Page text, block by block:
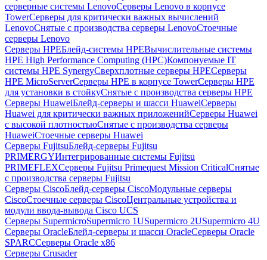
серверные системы LenovoСерверы Lenovo в корпусе
TowerСерверы для критически важных вычислений
LenovoСнятые с производства серверы LenovoСтоечные
серверы Lenovo
Серверы HPEБлейд-системы HPEВычислительные системы
HPE High Performance Computing (HPC)Компонуемые IT
системы HPE SynergyСверхплотные серверы HPEСерверы
HPE MicroServerСерверы HPE в корпусе TowerСерверы HPE
для установки в стойкуСнятые с производства серверы HPE
Серверы HuaweiБлейд-серверы и шасси HuaweiСерверы
Huawei для критически важных приложенийСерверы Huawei
с высокой плотностьюСнятые с производства серверы
HuaweiСтоечные серверы Huawei
Серверы FujitsuБлейд-серверы Fujitsu
PRIMERGYИнтегрированные системы Fujitsu
PRIMEFLEXСерверы Fujitsu Primequest Mission CriticalСнятые
с производства серверы Fujitsu
Серверы CiscoБлейд-серверы CiscoМодульные серверы
CiscoСтоечные серверы CiscoЦентральные устройства и
модули ввода-вывода Cisco UCS
Серверы SupermicroSupermicro 1USupermicro 2USupermicro 4U
Серверы OracleБлейд-серверы и шасси OracleСерверы Oracle
SPARCСерверы Oracle x86
Серверы Crusader